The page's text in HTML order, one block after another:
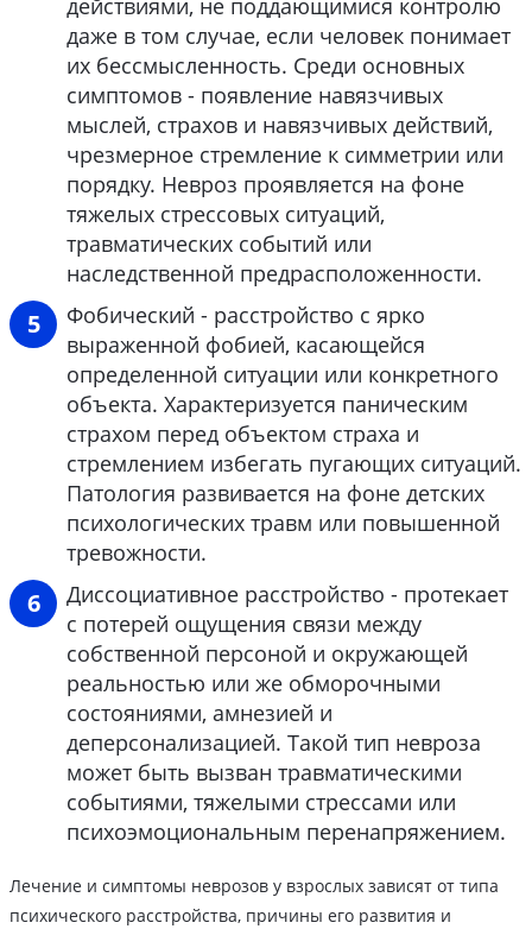
действиями, не поддающимися контролю
даже в том случае, если человек понимает
их бессмысленность. Среди основных
симптомов - появление навязчивых
мыслей, страхов и навязчивых действий,
чрезмерное стремление к симметрии или
порядку. Невроз проявляется на фоне
тяжелых стрессовых ситуаций,
травматических событий или
наследственной предрасположенности.
Фобический - расстройство с ярко
выраженной фобией, касающейся
определенной ситуации или конкретного
объекта. Характеризуется паническим
страхом перед объектом страха и
стремлением избегать пугающих ситуаций.
Патология развивается на фоне детских
психологических травм или повышенной
тревожности.
Диссоциативное расстройство - протекает
с потерей ощущения связи между
собственной персоной и окружающей
реальностью или же обморочными
состояниями, амнезией и
деперсонализацией. Такой тип невроза
может быть вызван травматическими
событиями, тяжелыми стрессами или
психоэмоциональным перенапряжением.
Лечение и симптомы неврозов у взрослых зависят от типа
психического расстройства, причины его развития и